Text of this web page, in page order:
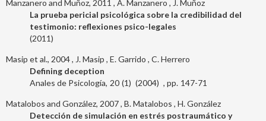
Manzanero and Muñoz, 2011 A. Manzanero
J. Muñoz
La prueba pericial psicológica sobre la credibilidad del
testimonio: reflexiones psico-legales
2011
Masip et al., 2004 J. Masip E. Garrido C. Herrero
Defining deception
Anales de Psicología 20 1 2004 147-71
Matalobos and González, 2007 B. Matalobos H. González
Detección de simulación en estrés postraumático y